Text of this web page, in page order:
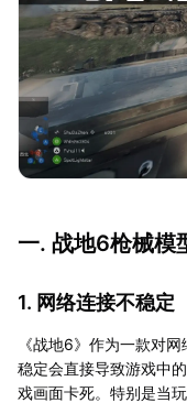
一. 战地6枪械模
1. 网络连接不稳定
《战地6》作为一款对
稳定会直接导致游戏中
戏画面卡死。特别是当